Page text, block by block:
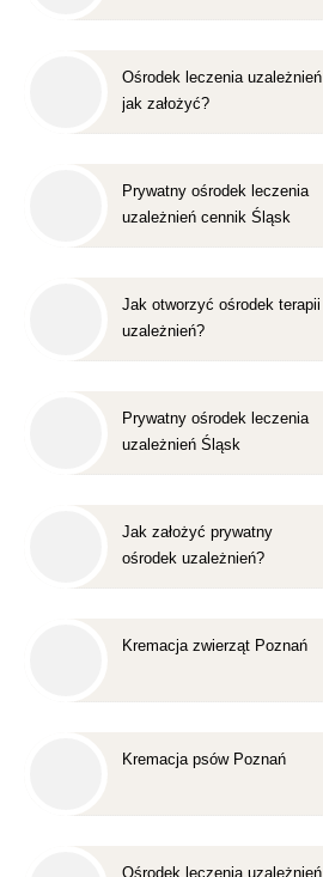
Ośrodek leczenia uzależnień
jak założyć?
Prywatny ośrodek leczenia
uzależnień cennik Śląsk
Jak otworzyć ośrodek terapii
uzależnień?
Prywatny ośrodek leczenia
uzależnień Śląsk
Jak założyć prywatny
ośrodek uzależnień?
Kremacja zwierząt Poznań
Kremacja psów Poznań
Ośrodek leczenia uzależnień